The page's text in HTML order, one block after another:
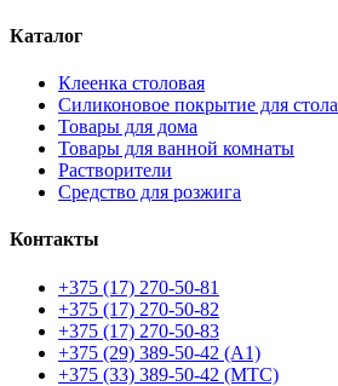
Каталог
Клеенка столовая
Силиконовое покрытие для стола
Товары для дома
Товары для ванной комнаты
Растворители
Средство для розжига
Контакты
+375 (17) 270-50-81
+375 (17) 270-50-82
+375 (17) 270-50-83
+375 (29) 389-50-42 (А1)
+375 (33) 389-50-42 (МТС)